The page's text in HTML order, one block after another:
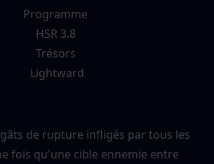
de rupture infligés par tous les
fois qu'une cible ennemie entre